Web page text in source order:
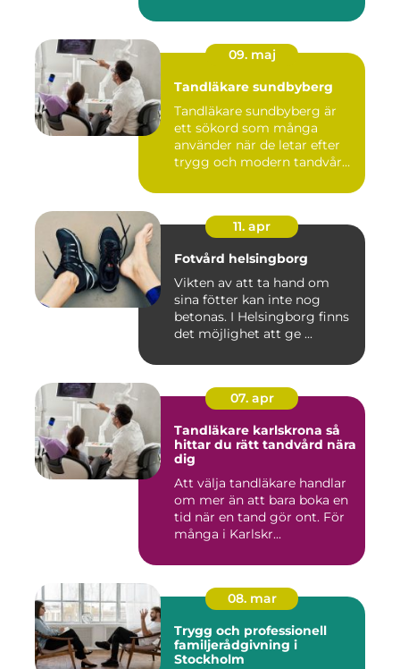
09. maj
Tandläkare sundbyberg
Tandläkare sundbyberg är
ett sökord som många
använder när de letar efter
trygg och modern tandvård
11. apr
Fotvård helsingborg
Vikten av att ta hand om
sina fötter kan inte nog
betonas. I Helsingborg finns
det möjlighet att ge ...
07. apr
Tandläkare karlskrona så
hittar du rätt tandvård nära
dig
Att välja tandläkare handlar
om mer än att bara boka en
tid när en tand gör ont. För
många i Karlskr...
08. mar
Trygg och professionell
familjerådgivning i
Stockholm